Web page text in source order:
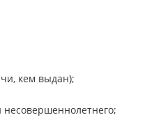
кем выдан);
несовершеннолетнего;